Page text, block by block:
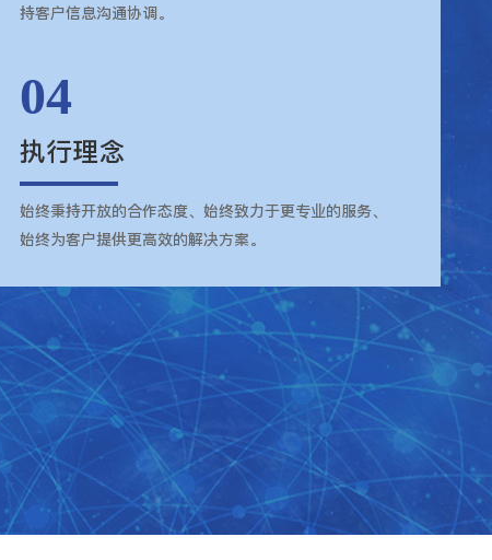
持客户信息沟通协调。
04
执行理念
始终秉持开放的合作态度、始终致力于更专业的服务、
始终为客户提供更高效的解决方案。